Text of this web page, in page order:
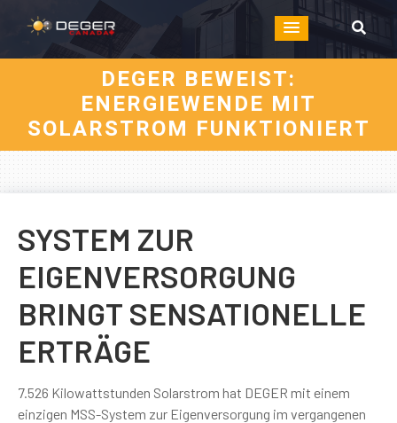
DEGER BEWEIST:
ENERGIEWENDE MIT
SOLARSTROM FUNKTIONIERT
SYSTEM ZUR
EIGENVERSORGUNG
BRINGT SENSATIONELLE
ERTRÄGE
7.526 Kilowattstunden Solarstrom hat DEGER mit einem
einzigen MSS-System zur Eigenversorgung im vergangenen